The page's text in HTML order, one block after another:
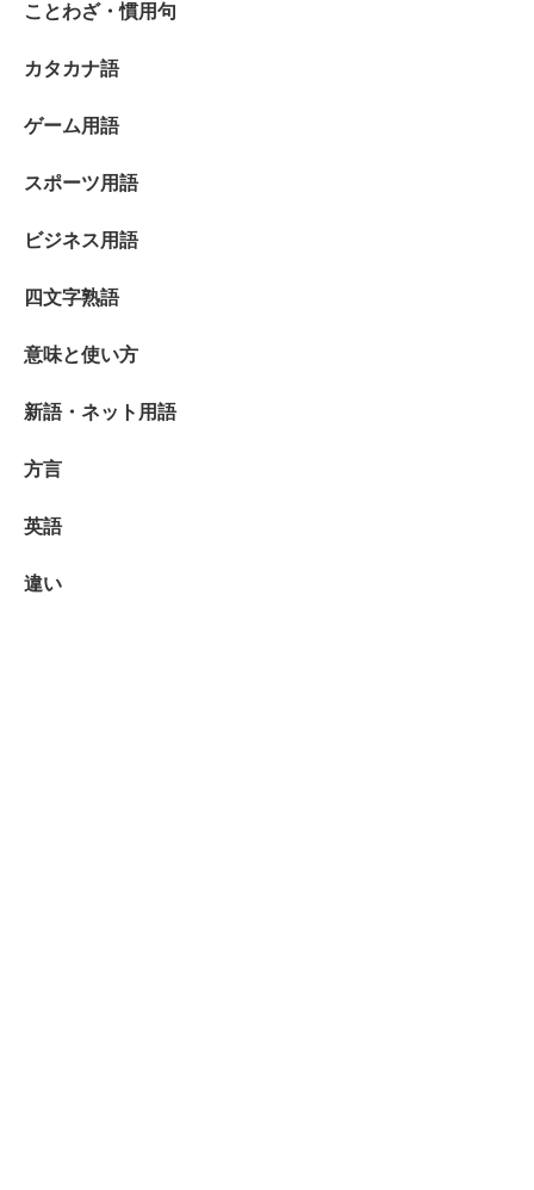
ことわざ・慣用句
カタカナ語
ゲーム用語
スポーツ用語
ビジネス用語
四文字熟語
意味と使い方
新語・ネット用語
方言
英語
違い